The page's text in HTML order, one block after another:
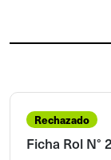
Rechazado
Ficha Rol N°